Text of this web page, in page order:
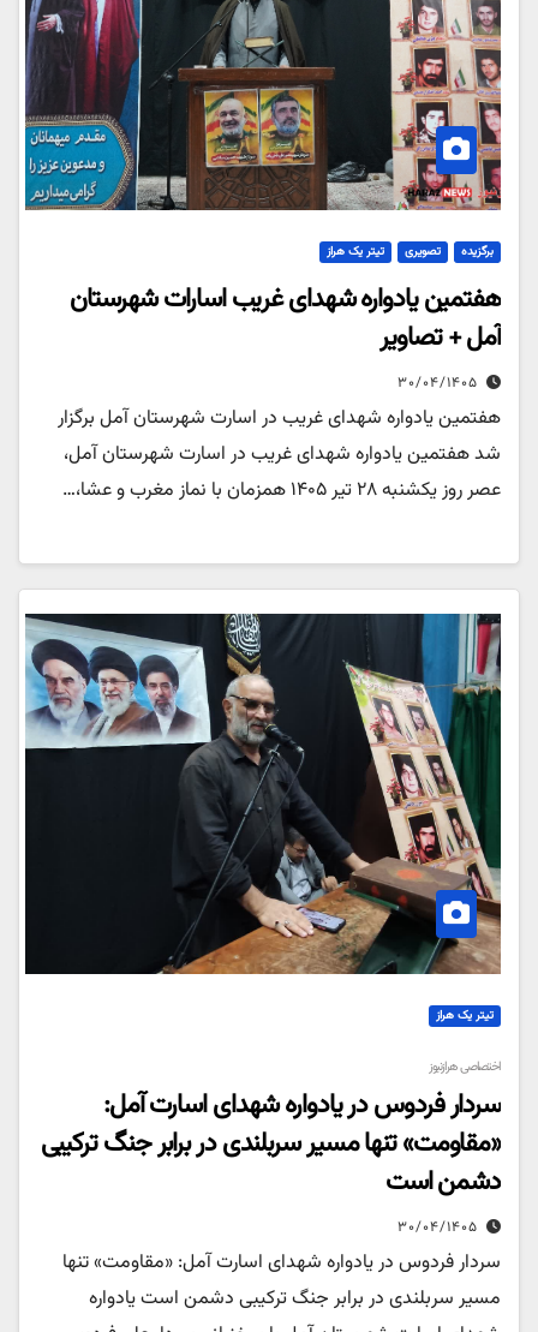
برگزیده تصویری تیتر یک هراز
هفتمین یادواره شهدای غریب اسارات شهرستان
آمل + تصاویر
۳۰/۰۴/۱۴۰۵
هفتمین یادواره شهدای غریب در اسارت شهرستان آمل برگزار
شد هفتمین یادواره شهدای غریب در اسارت شهرستان آمل،
عصر روز یکشنبه ۲۸ تیر ۱۴۰۵ همزمان با نماز مغرب و عشا،…
تیتر یک هراز
اختصاصی هرازنیوز
سردار فردوس در یادواره شهدای اسارت آمل:
«مقاومت» تنها مسیر سربلندی در برابر جنگ ترکیبی
دشمن است
۳۰/۰۴/۱۴۰۵
سردار فردوس در یادواره شهدای اسارت آمل: «مقاومت» تنها
مسیر سربلندی در برابر جنگ ترکیبی دشمن است یادواره